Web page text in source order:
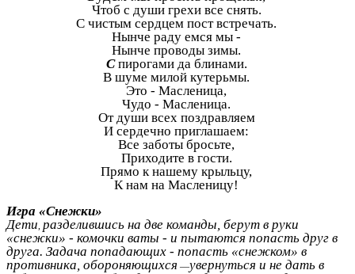
Чтоб с души грехи все снять.
С чистым сердцем пост встречать.
Нынче раду емся мы -
Нынче проводы зимы.
Спирогами да блинами.
В шуме милой кутерьмы.
Это - Масленица,
Чудо - Масленица.
От души всех поздравляем
И сердечно приглашаем:
Все заботы бросьте,
Приходите в гости.
Прямо к нашему крыльцу,
К нам на Масленицу!
Игра «Снежки»
Дети разделившись на две команды, берут в руки
«снежки» - комочки ваты - и пытаются попасть друг в
друга. Задача попадающих - попасть «снежком» в
противника, обороняющихся —увернуться и не дать в